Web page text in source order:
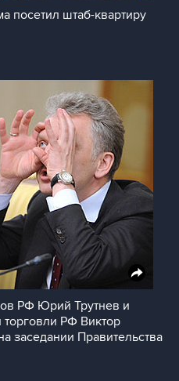
посетил штаб-квартиру
РФ Юрий Трутнев и
РФ Виктор
заседании Правительства